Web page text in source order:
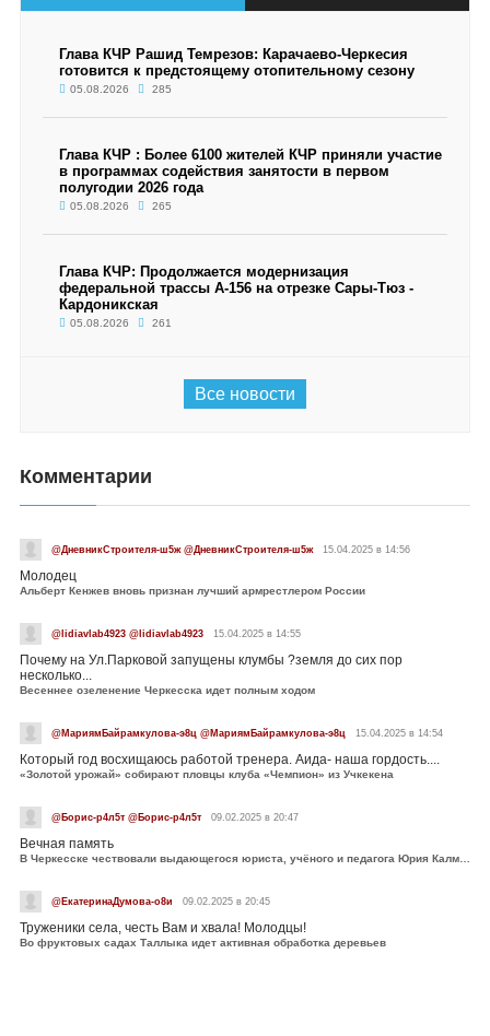
Глава КЧР Рашид Темрезов: Карачаево-Черкесия
готовится к предстоящему отопительному сезону
05.08.2026 285
Глава КЧР : Более 6100 жителей КЧР приняли участие
в программах содействия занятости в первом
полугодии 2026 года
05.08.2026 265
Глава КЧР: Продолжается модернизация
федеральной трассы А-156 на отрезке Сары-Тюз -
Кардоникская
05.08.2026 261
Все новости
Комментарии
@ДневникСтроителя-ш5ж @ДневникСтроителя-ш5ж 15.04.2025 в 14:56
Молодец
Альберт Кенжев вновь признан лучший армрестлером России
@lidiavlab4923 @lidiavlab4923 15.04.2025 в 14:55
Почему на Ул.Парковой запущены клумбы ?земля до сих пор
несколько...
Весеннее озеленение Черкесска идет полным ходом
@МариямБайрамкулова-э8ц @МариямБайрамкулова-э8ц 15.04.2025 в 14:54
Который год восхищаюсь работой тренера. Аида- наша гордость....
«Золотой урожай» собирают пловцы клуба «Чемпион» из Учкекена
@Борис-р4л5т @Борис-р4л5т 09.02.2025 в 20:47
Вечная память
В Черкесске чествовали выдающегося юриста, учёного и педагога Юрия Калмыкова
@ЕкатеринаДумова-о8и 09.02.2025 в 20:45
Труженики села, честь Вам и хвала! Молодцы!
Во фруктовых садах Таллыка идет активная обработка деревьев